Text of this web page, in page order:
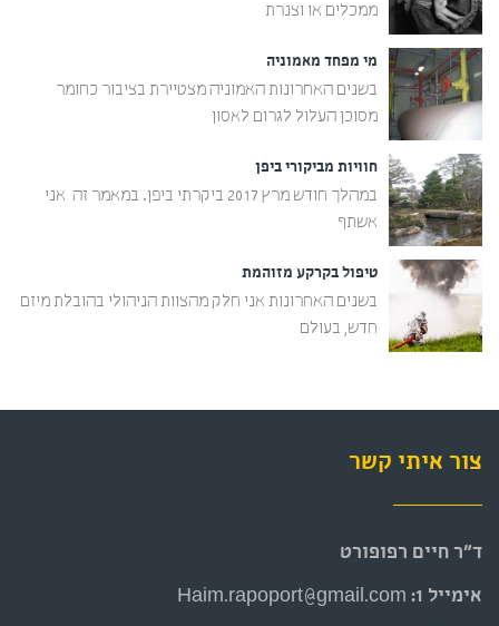
ממכלים או וצנרת
מי מפחד מאמוניה
בשנים האחרונות האמוניה מצטיירת בציבור כחומר
מסוכן העלול לגרום לאסון
חוויות מביקורי ביפן
במהלך חודש מרץ 2017 ביקרתי ביפן. במאמר זה אני
אשתף
טיפול בקרקע מזוהמת
בשנים האחרונות אני חלק מהצוות הניהולי בהובלת מיזם
חדש, בעולם
צור איתי קשר
ד״ר חיים רפופורט
אימייל 1: Haim.rapoport@gmail.com